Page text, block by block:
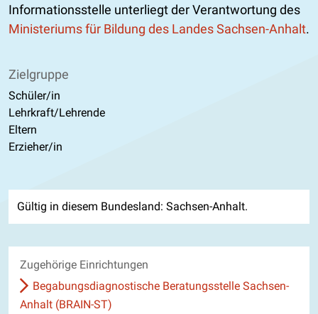
Informationsstelle unterliegt der Verantwortung des
Ministeriums für Bildung des Landes Sachsen-Anhalt.
Zielgruppe
Schüler/in
Lehrkraft/Lehrende
Eltern
Erzieher/in
Gültig in diesem Bundesland: Sachsen-Anhalt.
Zugehörige Einrichtungen
Begabungsdiagnostische Beratungsstelle Sachsen-
Anhalt (BRAIN-ST)